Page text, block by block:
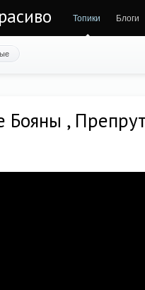
Топики Блоги
Бояны ,